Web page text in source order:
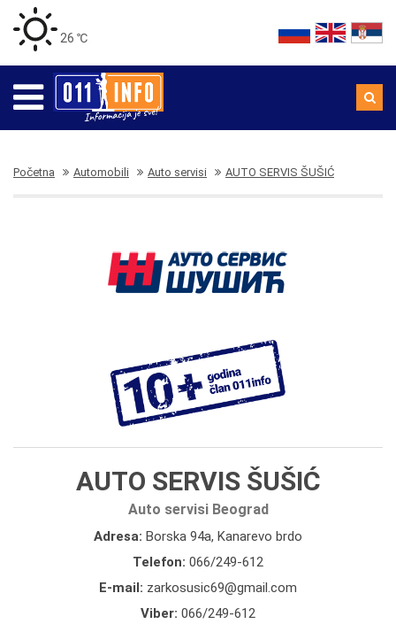
26 ℃
Početna Automobili Auto servisi AUTO SERVIS ŠUŠIĆ
AUTO SERVIS ŠUŠIĆ
Auto servisi Beograd
Adresa: Borska 94a, Kanarevo brdo
Telefon: 066/249-612
E-mail: zarkosusic69@gmail.com
Viber: 066/249-612